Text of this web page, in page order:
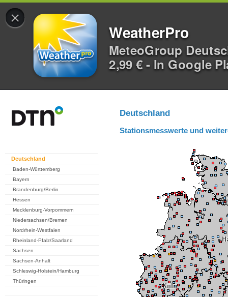
×
WeatherPro
MeteoGroup
2,99 € - In Google
Deutschland
Baden-Württemberg
Bayern
Brandenburg/Berlin
Hessen
Mecklenburg-Vorpommern
Niedersachsen/Bremen
Nordrhein-Westfalen
Rheinland-Pfalz/Saarland
Sachsen
Sachsen-Anhalt
Schleswig-Holstein/Hamburg
Thüringen
Deutschland
Stationsmesswerte und